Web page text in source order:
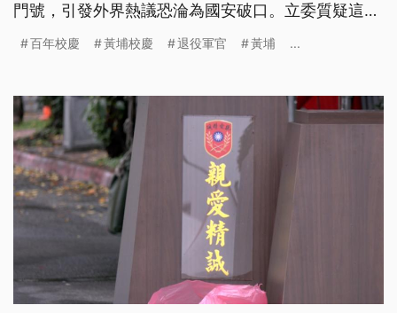
門號，引發外界熱議恐淪為國安破口。立委質疑這些
接受中共統戰，堅稱是自行申請辦理活動。
百年校慶 黃埔校慶 退役軍官 黃埔 ...